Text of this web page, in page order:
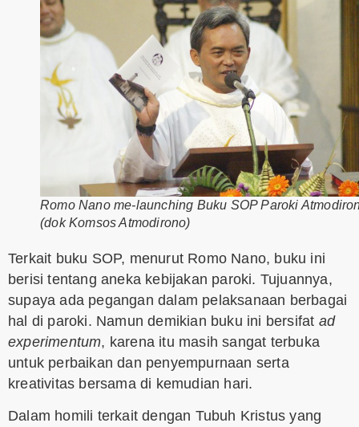
Romo Nano me-launching Buku SOP Paroki
(dok Komsos Atmodirono)
Terkait buku SOP, menurut Romo Nano, buku ini
berisi tentang aneka kebijakan paroki. Tujuannya,
supaya ada pegangan dalam pelaksanaan berbagai
hal di paroki. Namun demikian buku ini bersifat ad
experimentum, karena itu masih sangat terbuka
untuk perbaikan dan penyempurnaan serta
kreativitas bersama di kemudian hari.
Dalam homili terkait dengan Tubuh Kristus yang